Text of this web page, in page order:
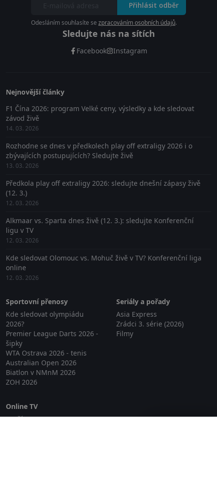
Přihlásit odběr
Odesláním souhlasíte se zpracováním osobních údajů.
Sledujte nás na sítích
Facebook Instagram
Nejnovější články
F1 Čína 2026: program Velké ceny, výsledky a kde sledovat
závod živě
14. 03. 2026
Rozhodne se dnes v předkolech play off extraligy 2026 i o
zbývajících postupujících? Sledujte živě
13. 03. 2026
Předkola play off extraligy 2026: sledujte dnešní zápasy živě
(12. 3.)
12. 03. 2026
Alkmaar vs. Sparta dnes živě (12. 3.): sledujte Konferenční
ligu v TV
12. 03. 2026
Kde sledovat Olomouc vs. Mohuč živě v TV? Konferenční liga
online
12. 03. 2026
Sportovní přenosy
Kde sledovat olympiádu
2026?
Premier League Darts 2026 -
šipky
WTA Ostrava 2026 - tenis
Australian Open 2026
Biatlon v NMnM 2026
ZOH 2026
Seriály a pořady
Asia Express
Zrádci 3. série (2026)
Filmy
Online TV
Lepší.TV